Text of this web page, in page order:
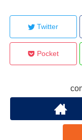
Twitter
Pocket